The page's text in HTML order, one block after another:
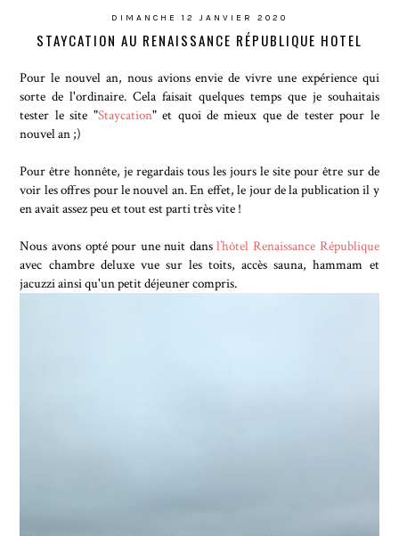
DIMANCHE 12 JANVIER 2020
STAYCATION AU RENAISSANCE RÉPUBLIQUE HOTEL
Pour le nouvel an, nous avions envie de vivre une expérience qui
sorte de l'ordinaire. Cela faisait quelques temps que je souhaitais
tester le site "Staycation" et quoi de mieux que de tester pour le
nouvel an ;)
Pour être honnête, je regardais tous les jours le site pour être sur de
voir les offres pour le nouvel an. En effet, le jour de la publication il y
en avait assez peu et tout est parti très vite !
Nous avons opté pour une nuit dansl’hôtel Renaissance République
avec chambre deluxe vue sur les toits, accès sauna, hammam et
jacuzzi ainsi qu'un petit déjeuner compris.